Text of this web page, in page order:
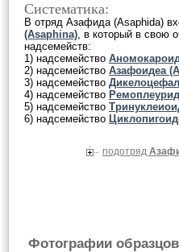
Систематика:
В отряд Азафида (Asaphida)
(Asaphina), в который в свою
надсемейств:
1) надсемейство
2) надсемейство Азафоидеа
3) надсемейство
4) надсемейство
5) надсемейство
6) надсемейство
подотряд
Фотографии образцов